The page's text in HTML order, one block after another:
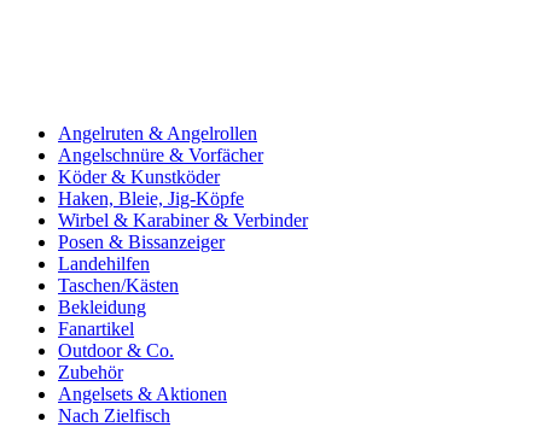
Angelruten & Angelrollen
Angelschnüre & Vorfächer
Köder & Kunstköder
Haken, Bleie, Jig-Köpfe
Wirbel & Karabiner & Verbinder
Posen & Bissanzeiger
Landehilfen
Taschen/Kästen
Bekleidung
Fanartikel
Outdoor & Co.
Zubehör
Angelsets & Aktionen
Nach Zielfisch